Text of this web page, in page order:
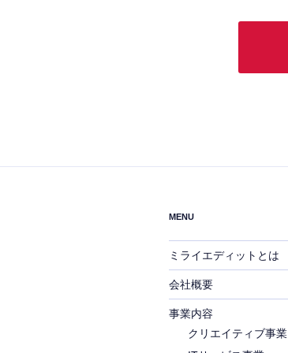
MENU
ミライエディットとは
会社概要
事業内容
クリエイティブ事業